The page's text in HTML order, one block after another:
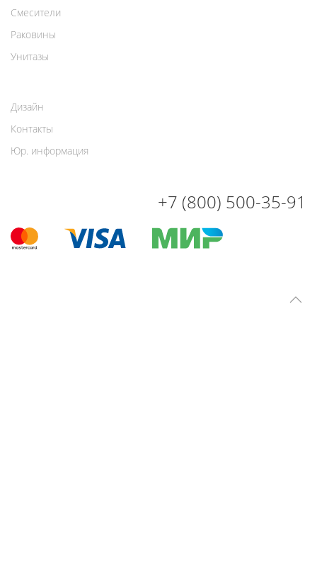
Смесители
Раковины
Унитазы
Дизайн
Контакты
Юр. информация
+7 (800) 500-35-91